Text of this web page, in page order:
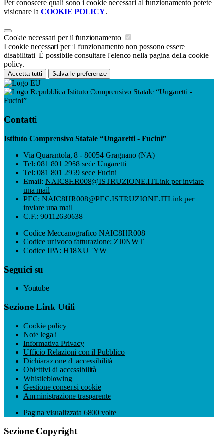
Per conoscere quali sono i cookie necessari al funzionamento potete
visionare la COOKIE POLICY.
Cookie necessari per il funzionamento
I cookie necessari per il funzionamento non possono essere
disabilitati. È possibile consultare l'elenco nella pagina della cookie
policy.
Accetta tutti Salva le preferenze
Istituto Comprensivo Statale “Ungaretti -
Fucini”
Contatti
Istituto Comprensivo Statale “Ungaretti - Fucini”
Via Quarantola, 8 - 80054 Gragnano (NA)
Tel: 081 801 2968 sede Ungaretti
Tel: 081 801 2959 sede Fucini
Email: NAIC8HR008@ISTRUZIONE.ITLink per inviare
una mail
PEC: NAIC8HR008@PEC.ISTRUZIONE.ITLink per
inviare una mail
C.F.: 90112630638
Codice Meccanografico NAIC8HR008
Codice univoco fatturazione: ZJ0NWT
Codice IPA: H18XUTYW
Seguici su
Youtube
Sezione Link Utili
Cookie policy
Note legali
Informativa Privacy
Ufficio Relazioni con il Pubblico
Dichiarazione di accessibilità
Obiettivi di accessibilità
Whistleblowing
Gestione consensi cookie
Amministrazione trasparente
Pagina visualizzata 6800 volte
Sezione Copyright